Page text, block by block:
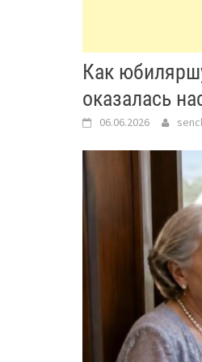
Как
оказалась
06.06.2026